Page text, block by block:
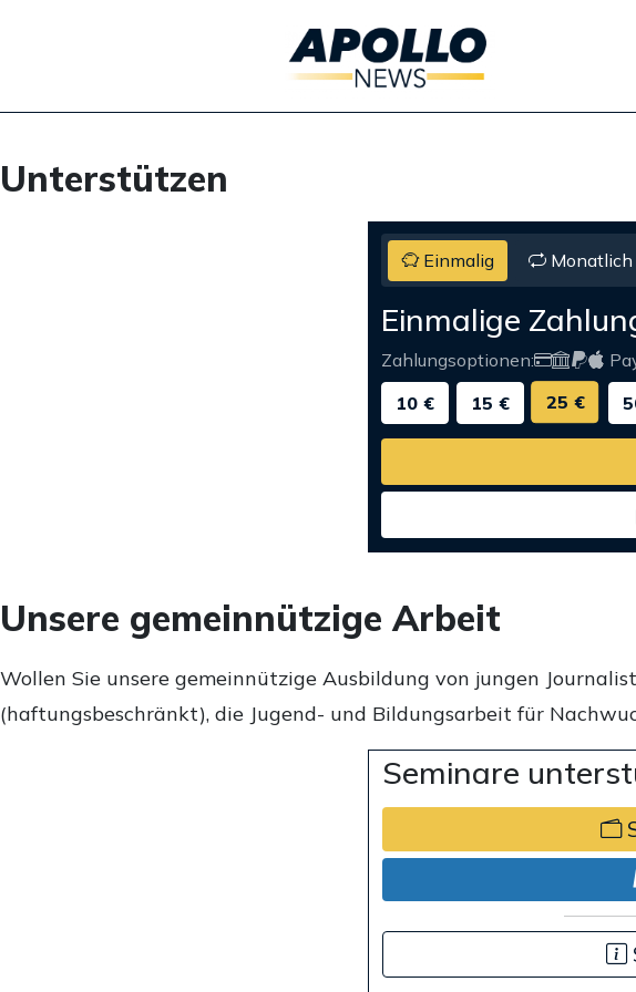
Unterstützen
Einmalig Monatlich
Einmalige
Zahlungsoptionen:
10 €
15 € 25 €
Unsere gemeinnützige Arbeit
Wollen Sie unsere gemeinnützige Ausbildung von jungen
(haftungsbeschränkt), die Jugend- und Bildungsarbeit für
Seminare